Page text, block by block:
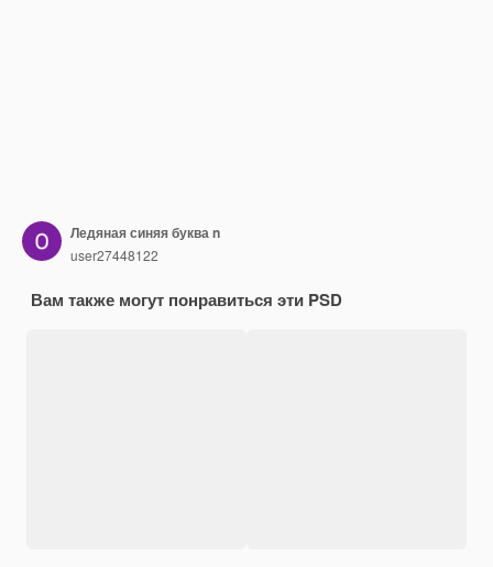
Ледяная синяя буква n
user27448122
Вам также могут понравиться эти PSD